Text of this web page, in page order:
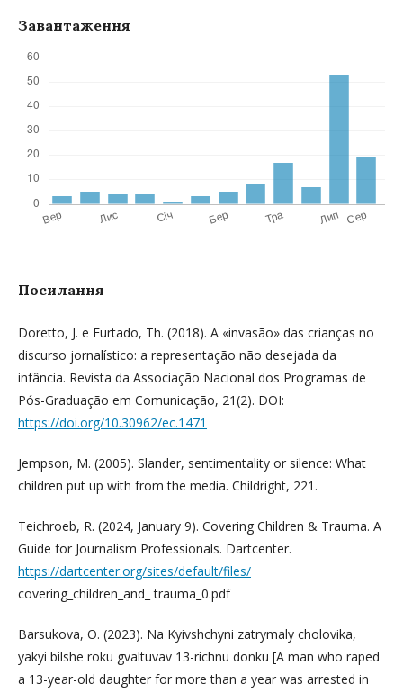
Завантаження
Посилання
Doretto, J. e Furtado, Th. (2018). A «invasão» das crianças no
discurso jornalístico: a representação não desejada da
infância. Revista da Associação Nacional dos Programas de
Pós-Graduação em Comunicação, 21(2). DOI:
https://doi.org/10.30962/ec.1471
Jempson, M. (2005). Slander, sentimentality or silence: What
children put up with from the media. Childright, 221.
Teichroeb, R. (2024, January 9). Covering Children & Trauma. A
Guide for Journalism Professionals. Dartcenter.
https://dartcenter.org/sites/default/files/
covering_children_and_ trauma_0.pdf
Barsukova, O. (2023). Na Kyivshchyni zatrymaly cholovika,
yakyi bilshe roku gvaltuvav 13-richnu donku [A man who raped
a 13-year-old daughter for more than a year was arrested in